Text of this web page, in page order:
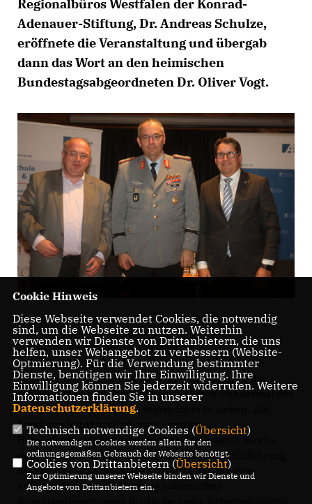
Regionalbüros Westfalen der Konrad-
Adenauer-Stiftung, Dr. Andreas Schulze,
eröffnete die Veranstaltung und übergab
dann das Wort an den heimischen
Bundestagsabgeordneten Dr. Oliver Vogt.
Dieses Mal ging es um die Einordnung
sicherheitspolitischer Aspekte aus Sicht des obersten
Soldaten des Heeres. Und General Mais gelang es, die
zahlreichen Besucher im sehr gut gefüllten Ständersaal des
Preußenmuseums stark in seinen Bann zu ziehen. „Die
Bundeswehr hat noch nie vor so großen
Herausforderungen gestanden“, so der General. Bereits
zuvor hatte Oliver Vogt in seiner thematischen Einführung
die aktuelle Sicherheitslage skizziert und die Frage
aufgeworfen, was die Häufung militärischer
Cookie Hinweis
Diese Webseite verwendet Cookies, die notwendig
sind, um die Webseite zu nutzen. Weiterhin
verwenden wir Dienste von Drittanbietern, die uns
helfen, unser Webangebot zu verbessern (Website-
Optmierung). Für die Verwendung bestimmter
Dienste, benötigen wir Ihre Einwilligung. Ihre
Einwilligung können Sie jederzeit widerrufen. Weitere
Informationen finden Sie in unserer
Datenschutzerklärung.
Technisch notwendige Cookies (Übersicht)
Die notwendigen Cookies werden allein für den
ordnungsgemäßen Gebrauch der Webseite benötigt.
Cookies von Drittanbietern (Übersicht)
Zur Optimierung unserer Webseite binden wir Dienste und
Angebote von Drittanbietern ein.